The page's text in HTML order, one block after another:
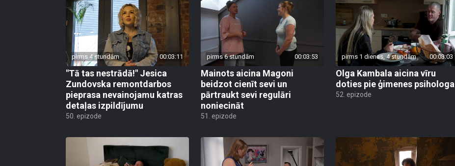
pirms 4 stundām 00:03:11
"Tā tas nestrādā!" Jesica
Zundovska remontdarbos
pieprasa nevainojamu katras
detaļas izpildījumu
50. epizode
pirms 6 stundām 00:03:53
Mainots aicina Magoni
beidzot cienīt sevi un
pārtraukt sevi regulāri
noniecināt
51. epizode
pirms 1 dienas, 4 stundām 00:03:03
Olga Kambala aicina vīru
doties pie ģimenes psihologa
52. epizode